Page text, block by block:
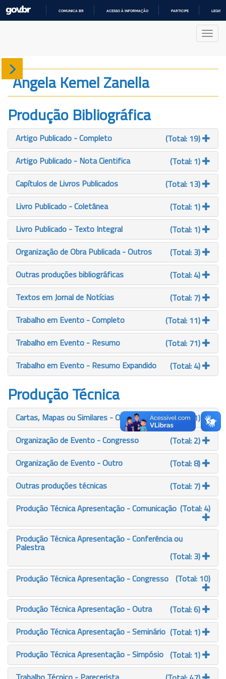
COMUNICA BR ACESSO À INFORMAÇÃO PARTICIPE
Sobre
Produção
Projetos
Gráficos
Angela Kemel Zanella
Produção Bibliográfica
Artigo Publicado - Completo
(Total: 19)
Artigo Publicado - Nota Cientifica
(Total: 1)
Capítulos de Livros Publicados
(Total: 13)
Livro Publicado - Coletânea
(Total: 1)
Livro Publicado - Texto Integral
(Total: 1)
Organização de Obra Publicada - Outros
(Total: 3)
Outras produções bibliográficas
(Total: 4)
Textos em Jornal de Notícias
(Total: 7)
Trabalho em Evento - Completo
(Total: 11)
Trabalho em Evento - Resumo
(Total: 71)
Trabalho em Evento - Resumo Expandido
(Total: 4)
Produção Técnica
Cartas, Mapas ou Similares - Outros
(Total: 1)
Organização de Evento - Congresso
(Total: 2)
Organização de Evento - Outro
(Total: 8)
Outras produções técnicas
(Total: 7)
Produção Técnica Apresentação - Comunicação (Total: 4)
Produção Técnica Apresentação - Conferência ou
Palestra
(Total: 3)
Produção Técnica Apresentação - Congresso (Total: 10)
Produção Técnica Apresentação - Outra
(Total: 6)
Produção Técnica Apresentação - Seminário (Total: 1)
Produção Técnica Apresentação - Simpósio (Total: 1)